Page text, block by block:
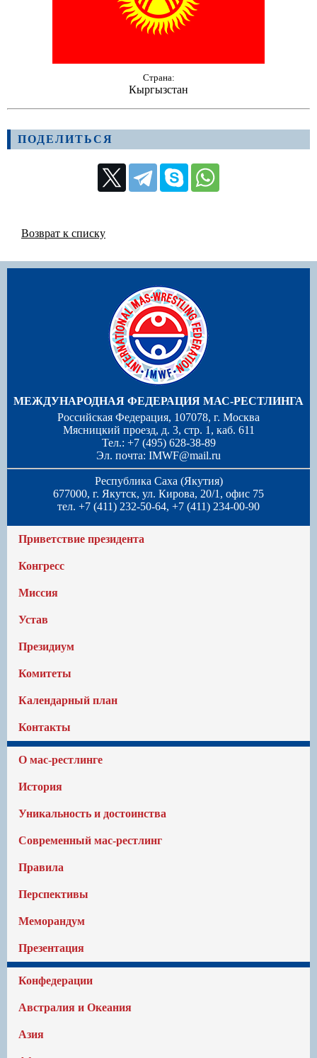
Страна:
Кыргызстан
ПОДЕЛИТЬСЯ
Возврат к списку
МЕЖДУНАРОДНАЯ ФЕДЕРАЦИЯ МАС-РЕСТЛИНГА
Российская Федерация, 107078, г. Москва
Мясницкий проезд, д. 3, стр. 1, каб. 611
Тел.: +7 (495) 628-38-89
Эл. почта: IMWF@mail.ru
Республика Саха (Якутия)
677000, г. Якутск, ул. Кирова, 20/1, офис 75
тел. +7 (411) 232-50-64, +7 (411) 234-00-90
Приветствие президента
Конгресс
Миссия
Устав
Президиум
Комитеты
Календарный план
Контакты
О мас-рестлинге
История
Уникальность и достоинства
Современный мас-рестлинг
Правила
Перспективы
Меморандум
Презентация
Конфедерации
Австралия и Океания
Азия